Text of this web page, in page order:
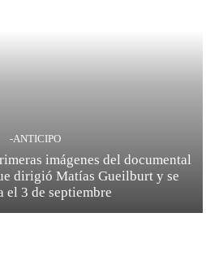
-ANTICIPO
imágenes del documental
dirigió Matías Gueilburt y se
el 3 de septiembre